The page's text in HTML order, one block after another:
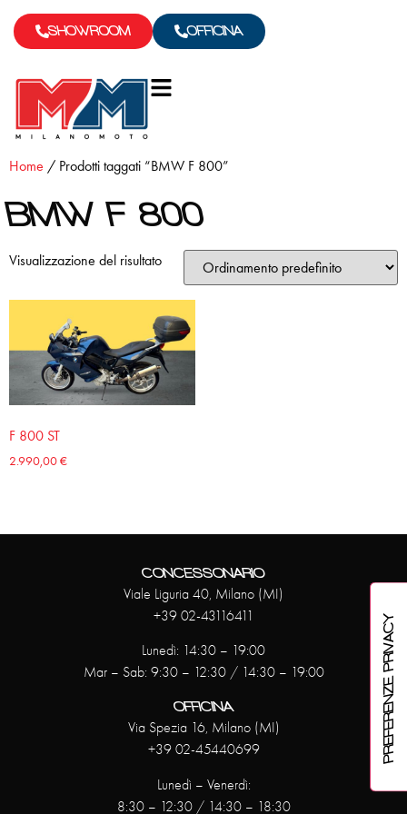
SHOWROOM OFFICINA
Home / Prodotti taggati “BMW F 800”
BMW F 800
Visualizzazione del risultato
F 800 ST
2.990,00€
CONCESSONARIO
Viale Liguria 40, Milano (MI)
+39 02-43116411
Lunedì: 14:30 – 19:00
Mar – Sab: 9:30 – 12:30 / 14:30 – 19:00
OFFICINA
Via Spezia 16, Milano (MI)
+39 02-45440699
Lunedì – Venerdì:
8:30 – 12:30 / 14:30 – 18:30